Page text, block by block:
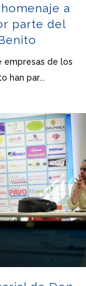
a
parte del
empresas de los
han par...